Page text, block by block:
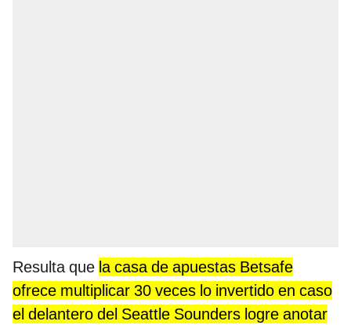
Resulta que la casa de apuestas Betsafe
ofrece multiplicar 30 veces lo invertido en caso
el delantero del Seattle Sounders logre anotar